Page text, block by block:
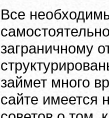
Все
заграничному
займет много
сайте имеется